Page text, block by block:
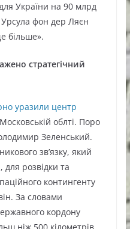
України на 90 млрд
Урсула фон дер Ляєн
більше».
стратегічний
уразили центр
облті. Поро
Зеленський.
зв’язку, який
для розвідки та
контингенту
За словами
кордону